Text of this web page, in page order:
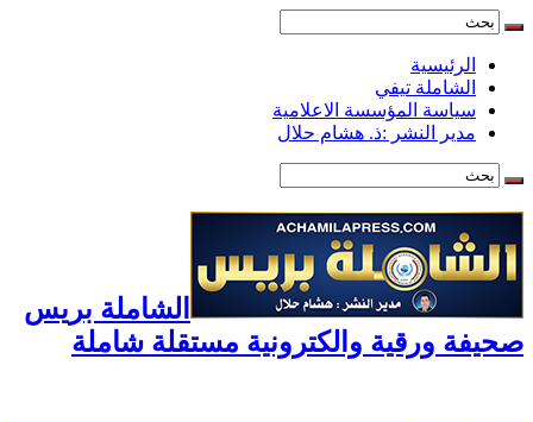
الرئيسية
الشاملة تيفي
سياسة المؤسسة الاعلامية
مدير النشر :ذ. هشام حلال
الشاملة بريس
صحيفة ورقية والكترونية مستقلة شاملة